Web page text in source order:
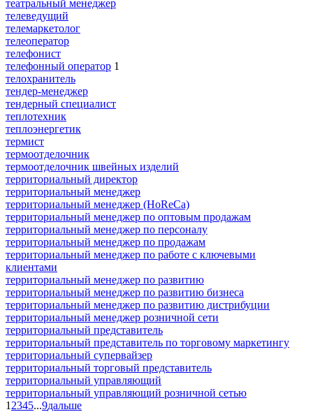
театральный менеджер
телеведущий
телемаркетолог
телеоператор
телефонист
телефонный оператор 1
телохранитель
тендер-менеджер
тендерный специалист
теплотехник
теплоэнергетик
термист
термоотделочник
термоотделочник швейных изделий
территориальный директор
территориальный менеджер
территориальный менеджер (HoReCa)
территориальный менеджер по оптовым продажам
территориальный менеджер по персоналу
территориальный менеджер по продажам
территориальный менеджер по работе с ключевыми
клиентами
территориальный менеджер по развитию
территориальный менеджер по развитию бизнеса
территориальный менеджер по развитию дистрибуции
территориальный менеджер розничной сети
территориальный представитель
территориальный представитель по торговому маркетингу
территориальный супервайзер
территориальный торговый представитель
территориальный управляющий
территориальный управляющий розничной сетью
1 2345...9дальше